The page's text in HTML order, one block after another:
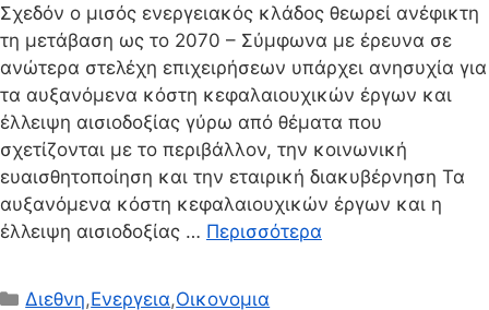
Σχεδόν ο μισός ενεργειακός κλάδος θεωρεί ανέφικτη
τη μετάβαση ως το 2070 – Σύμφωνα με έρευνα σε
ανώτερα στελέχη επιχειρήσεων υπάρχει ανησυχία για
τα αυξανόμενα κόστη κεφαλαιουχικών έργων και
έλλειψη αισιοδοξίας γύρω από θέματα που
σχετίζονται με το περιβάλλον, την κοινωνική
ευαισθητοποίηση και την εταιρική διακυβέρνηση Τα
αυξανόμενα κόστη κεφαλαιουχικών έργων και η
έλλειψη αισιοδοξίας … Περισσότερα
Κατηγορίες
Διεθνη,Ενεργεια,Οικονομια